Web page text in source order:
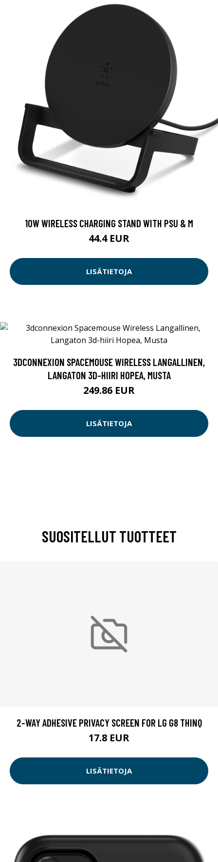
10W WIRELESS CHARGING STAND WITH PSU & M
44.4 EUR
LISÄTIETOJA
3DCONNEXION SPACEMOUSE WIRELESS LANGALLINEN,
LANGATON 3D-HIIRI HOPEA, MUSTA
249.86 EUR
LISÄTIETOJA
SUOSITELLUT TUOTTEET
2-WAY ADHESIVE PRIVACY SCREEN FOR LG G8 THINQ
17.8 EUR
LISÄTIETOJA